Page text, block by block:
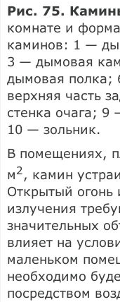
Рис. 75.
комнате и
каминов: 1 —
3 — дымовая
дымовая
верхняя часть
стенка очага; 9
10 — зольник.
В помещениях,
м2, камин
Открытый огонь
излучения
значительных
влияет на
маленьком
необходимо
посредством